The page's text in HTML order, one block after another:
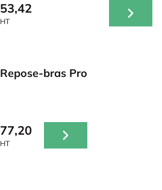
53,42
HT
Repose-bras Pro
77,20
HT